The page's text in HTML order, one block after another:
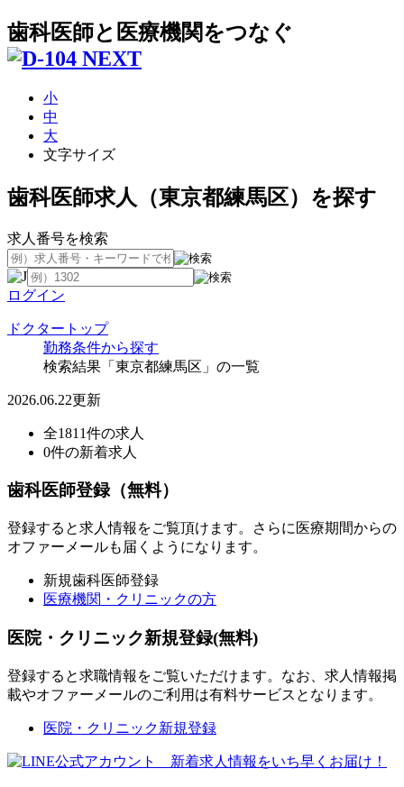
歯科医師と医療機関をつなぐ
小
中
大
文字サイズ
歯科医師求人（東京都練馬区）を探す
求人番号を検索
ログイン
ドクタートップ
勤務条件から探す
検索結果「東京都練馬区」の一覧
2026.06.22更新
全1811件の求人
0件の新着求人
歯科医師登録（無料）
登録すると求人情報をご覧頂けます。さらに医療期間からの
オファーメールも届くようになります。
新規歯科医師登録
医療機関・クリニックの方
医院・クリニック新規登録(無料)
登録すると求職情報をご覧いただけます。なお、求人情報掲
載やオファーメールのご利用は有料サービスとなります。
医院・クリニック新規登録